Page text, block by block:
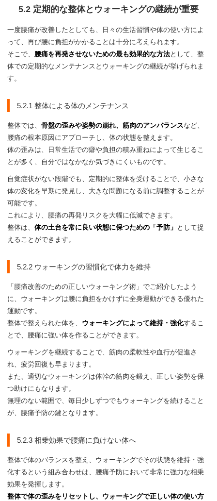
5.2 定期的な整体とウォーキングの継続が重要
一度腰痛が改善したとしても、日々の生活習慣や体の使い方によ
って、再び腰に負担がかかることは十分に考えられます。
そこで、 腰痛を再発させないための最も効果的な方法として、整
体での定期的なメンテナンスとウォーキングの継続が挙げられま
す。
5.2.1 整体による体のメンテナンス
整体では、 骨盤の歪みや姿勢の崩れ、筋肉のアンバランスなど、
腰痛の根本原因にアプローチし、体の状態を整えます。
体の歪みは、日常生活での癖や負担の積み重ねによって生じるこ
とが多く、自分ではなかなか気づきにくいものです。
自覚症状がない段階でも、定期的に整体を受けることで、小さな
体の変化を早期に発見し、大きな問題になる前に調整することが
可能です。
これにより、腰痛の再発リスクを大幅に低減できます。
整体は、 体の土台を常に良い状態に保つための「予防」 として捉
えることができます。
5.2.2 ウォーキングの習慣化で体力を維持
「腰痛改善のための正しいウォーキング術」でご紹介したよう
に、ウォーキングは腰に負担をかけずに全身運動ができる優れた
運動です。
整体で整えられた体を、 ウォーキングによって維持・強化するこ
とで、腰痛に強い体を作ることができます。
ウォーキングを継続することで、筋肉の柔軟性や血行が促進さ
れ、疲労回復も早まります。
また、適切なウォーキングは体幹の筋肉を鍛え、正しい姿勢を保
つ助けにもなります。
無理のない範囲で、毎日少しずつでもウォーキングを続けること
が、腰痛予防の鍵となります。
5.2.3 相乗効果で腰痛に負けない体へ
整体で体のバランスを整え、ウォーキングでその状態を維持・強
化するという組み合わせは、腰痛予防において非常に強力な相乗
効果を発揮します。
整体で体の歪みをリセットし、ウォーキングで正しい体の使い方